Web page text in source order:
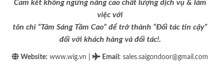
Cam kết không ngừng nâng cao chất lượng dịch vụ & làm
việc với
tôn chỉ “Tâm Sáng Tầm Cao” để trở thành “Đối tác tin cậy”
đối với khách hàng và đối tác!.
Website: www.wig.vn Email : sales.saigondoor@gmail.com